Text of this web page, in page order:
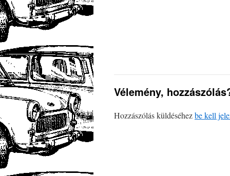
Vélemény,
Hozzászólás küldéséhezbe kell